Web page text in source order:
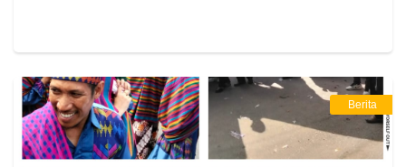
Berita